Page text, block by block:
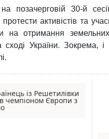
позачерговій 30-й
активістів та
на отримання
України. Зокрема,
із Решетилівки
чемпіоном Європи з